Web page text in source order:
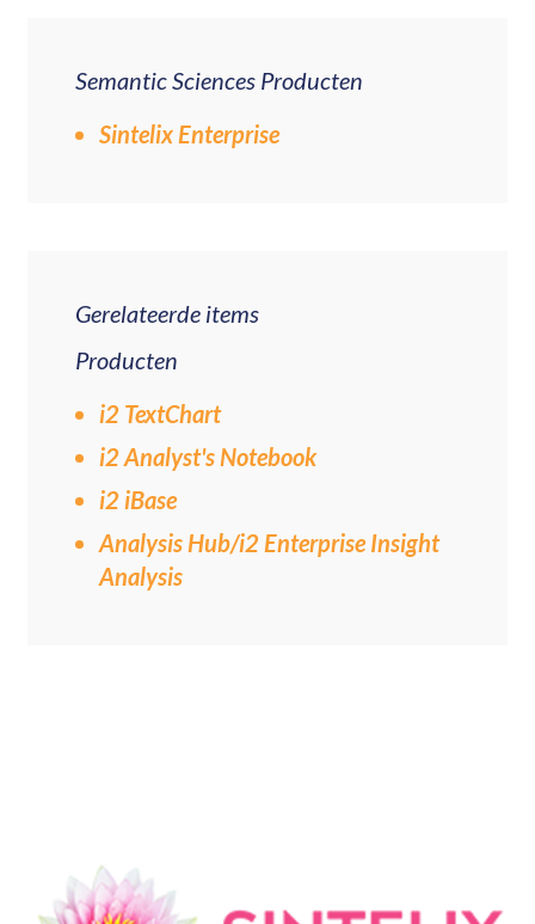
Semantic Sciences Producten
Sintelix Enterprise
Gerelateerde items
Producten
i2 TextChart
i2 Analyst's Notebook
i2 iBase
Analysis Hub/i2 Enterprise Insight
Analysis